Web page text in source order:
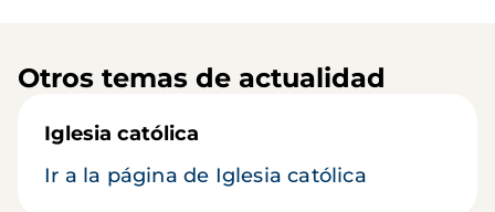
Otros temas de actualidad
Iglesia católica
Ir a la página de Iglesia católica